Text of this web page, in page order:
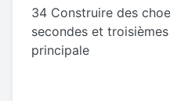
34 Construire des
secondes et
principale